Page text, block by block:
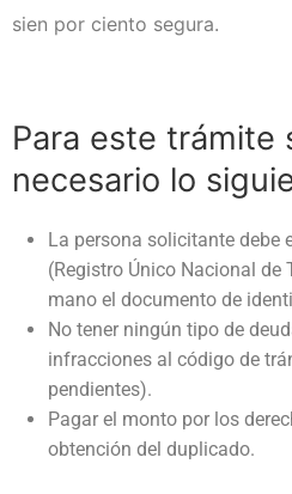
sien por ciento segura.
Para este trámite
necesario lo
La persona solicitante debe
(Registro Único Nacional de
mano el documento de
No tener ningún tipo de
infracciones al código de
pendientes).
Pagar el monto por los
obtención del duplicado.